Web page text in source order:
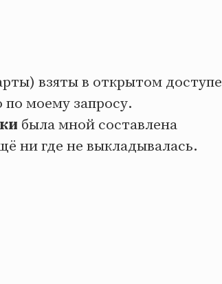
взяты в открытом доступе
моему запросу.
была мной составлена
ни где не выкладывалась.